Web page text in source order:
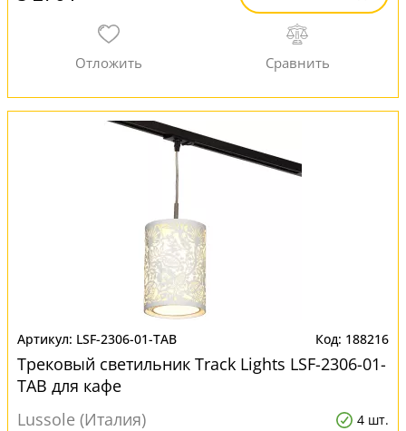
LSF-2306-01-TAB 188216
Трековый светильник Track Lights LSF-2306-01-
TAB для кафе
Lussole (Италия)
4 шт.